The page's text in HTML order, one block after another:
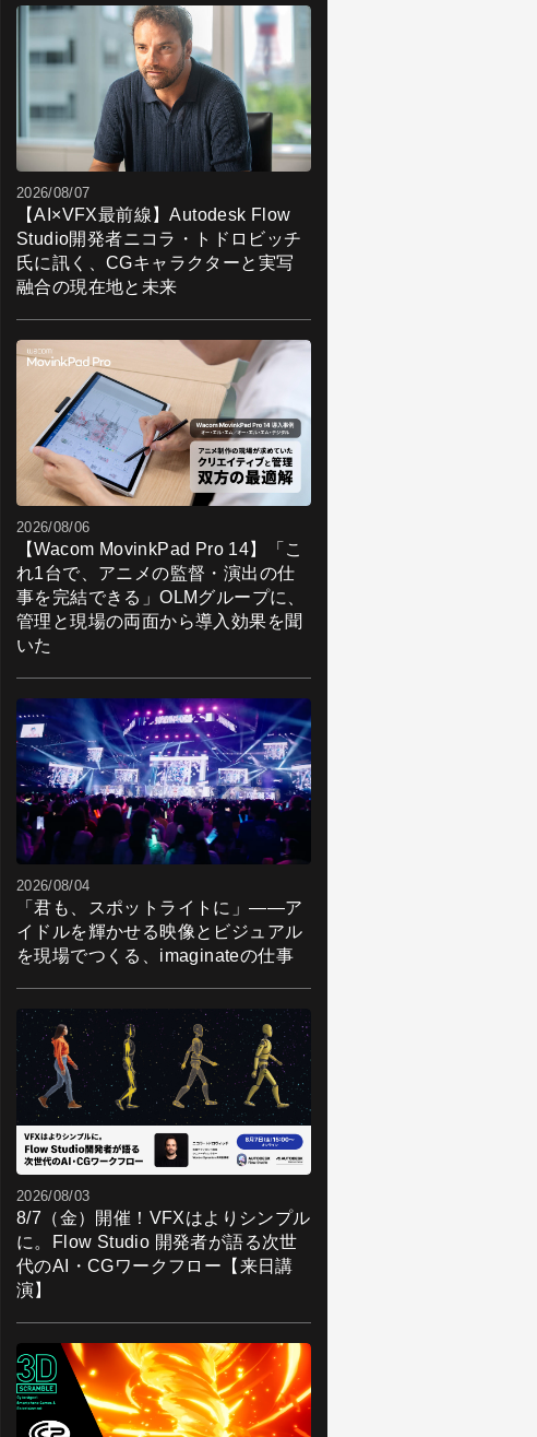
2026/08/07
【AI×VFX最前線】Autodesk Flow
Studio開発者ニコラ・トドロビッチ
氏に訊く、CGキャラクターと実写
融合の現在地と未来
2026/08/06
【Wacom MovinkPad Pro 14】「こ
れ1台で、アニメの監督・演出の仕
事を完結できる」OLMグループに、
管理と現場の両面から導入効果を聞
いた
2026/08/04
「君も、スポットライトに」――ア
イドルを輝かせる映像とビジュアル
を現場でつくる、imaginateの仕事
2026/08/03
8/7（金）開催！VFXはよりシンプル
に。Flow Studio 開発者が語る次世
代のAI・CGワークフロー【来日講
演】